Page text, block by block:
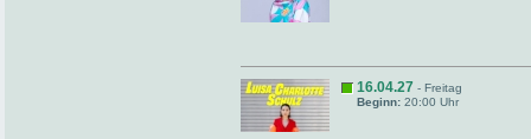
16.04.27 - Freitag
Beginn: 20:00 Uhr